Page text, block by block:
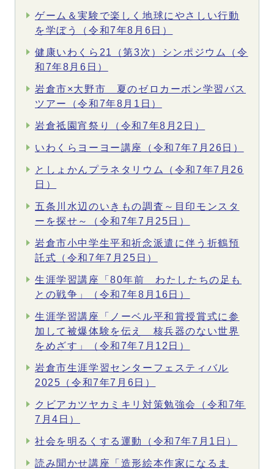
ゲーム＆実験で楽しく地球にやさしい行動
を学ぼう（令和7年8月6日）
健康いわくら21（第3次）シンポジウム（令
和7年8月6日）
岩倉市×大野市 夏のゼロカーボン学習バス
ツアー（令和7年8月1日）
岩倉祗園宵祭り（令和7年8月2日）
いわくらヨーヨー講座（令和7年7月26日）
としょかんプラネタリウム（令和7年7月26
日）
五条川水辺のいきもの調査～目印モンスタ
ーを探せ～（令和7年7月25日）
岩倉市小中学生平和祈念派遣に伴う折鶴預
託式（令和7年7月25日）
生涯学習講座「80年前 わたしたちの足も
との戦争」（令和7年8月16日）
生涯学習講座「ノーベル平和賞授賞式に参
加して被爆体験を伝え 核兵器のない世界
をめざす」（令和7年7月12日）
岩倉市生涯学習センターフェスティバル
2025（令和7年7月6日）
クビアカツヤカミキリ対策勉強会（令和7年
7月4日）
社会を明るくする運動（令和7年7月1日）
読み聞かせ講座「造形絵本作家になるま